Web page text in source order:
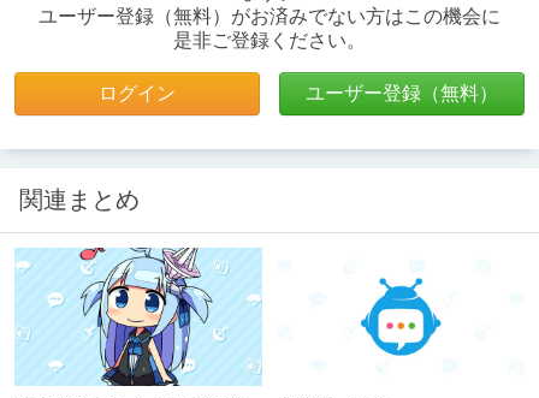
ユーザー登録（無料）がお済みでない方はこの機会に
是非ご登録ください。
ログイン ユーザー登録（無料）
関連まとめ